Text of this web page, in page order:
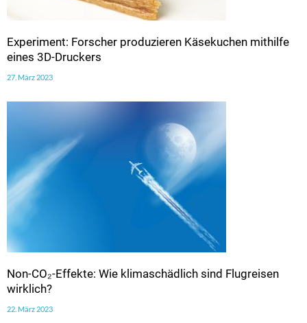
Experiment: Forscher produzieren Käsekuchen mithilfe
eines 3D-Druckers
27. März 2023
Non-CO₂-Effekte: Wie klimaschädlich sind Flugreisen
wirklich?
22. März 2023